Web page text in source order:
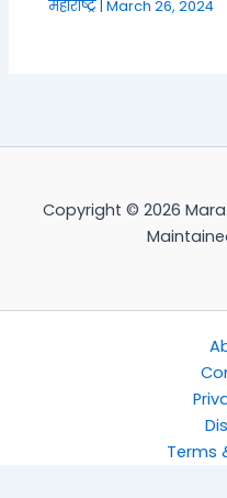
महाराष्ट्र|March 26, 2024
Copyright © 2026
Terms